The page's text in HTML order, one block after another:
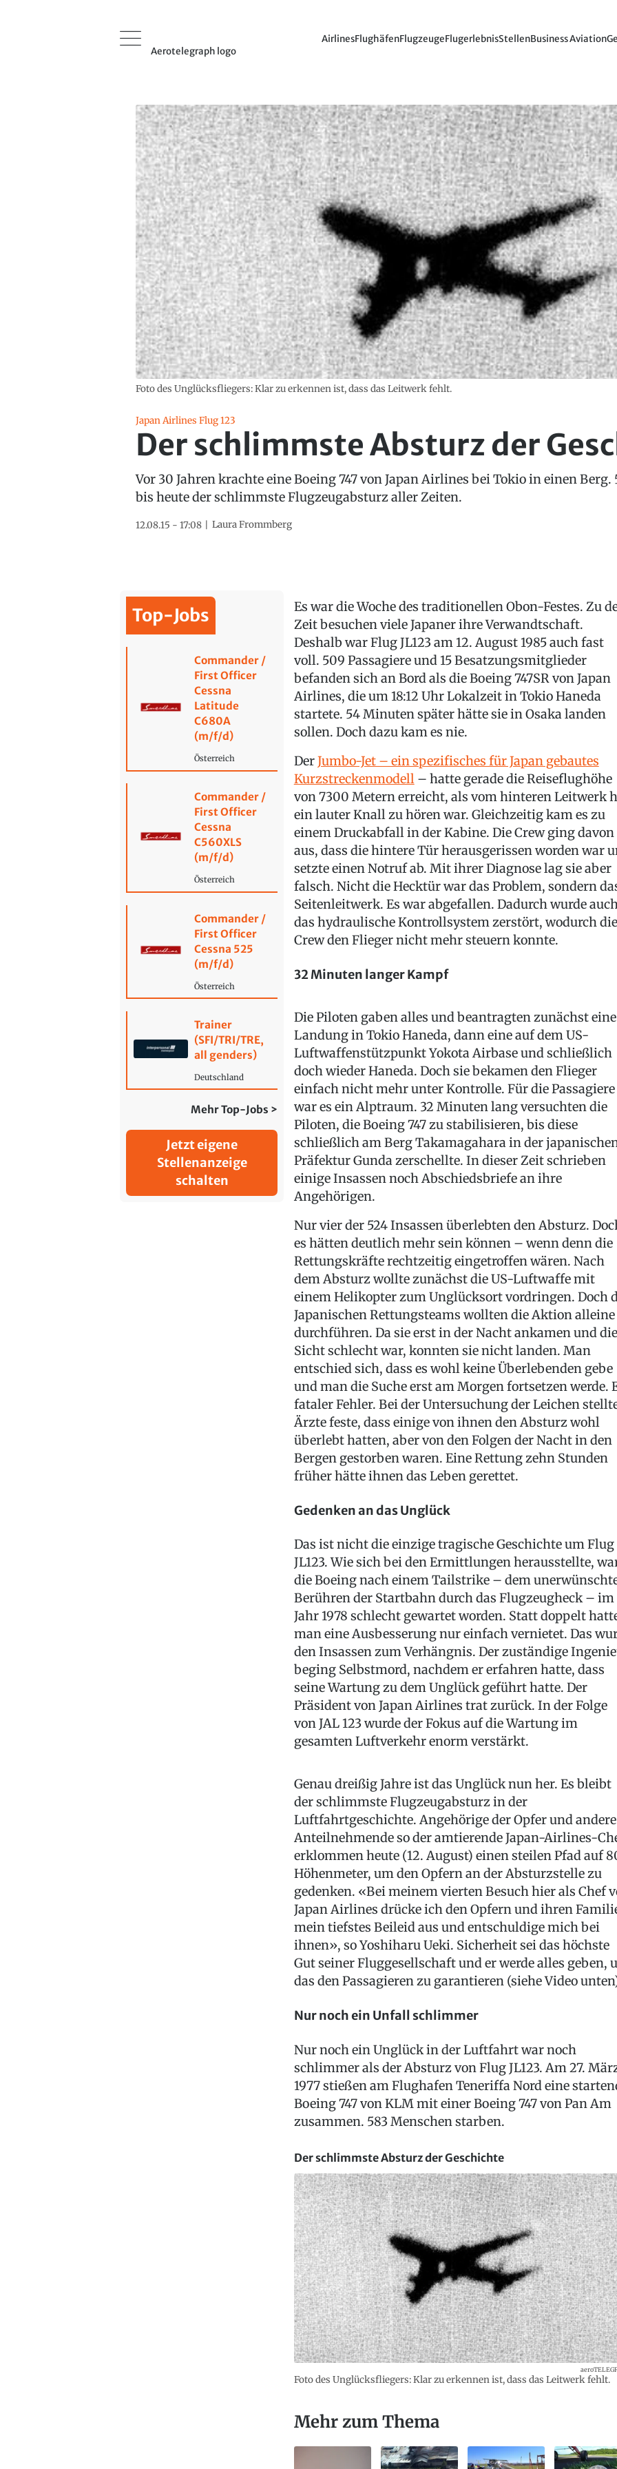
Aerotelegraph logo
AirlinesFlughäfenFlugzeugeFlugerlebnisStellenBusiness Aviation
Foto des Unglücksfliegers: Klar zu erkennen ist, dass das Leitwerk fehlt.
Japan Airlines Flug 123
Der schlimmste Absturz der
Vor 30 Jahren krachte eine Boeing 747 von Japan Airlines bei Tokio in einen
bis heute der schlimmste Flugzeugabsturz aller Zeiten.
12.08.15 - 17:08 Laura Frommberg
Top-Jobs
Commander /
First Officer
Cessna
Latitude
C680A
(m/f/d)
Österreich
Commander /
First Officer
Cessna
C560XLS
(m/f/d)
Österreich
Commander /
First Officer
Cessna 525
(m/f/d)
Österreich
Trainer
(SFI/TRI/TRE,
all genders)
Deutschland
Mehr Top-Jobs >
Jetzt eigene
Stellenanzeige
schalten
Es war die Woche des traditionellen Obon-Festes. Zu
Zeit besuchen viele Japaner ihre Verwandtschaft.
Deshalb war Flug JL123 am 12. August 1985 auch fast
voll. 509 Passagiere und 15 Besatzungsmitglieder
befanden sich an Bord als die Boeing 747SR von Japan
Airlines, die um 18:12 Uhr Lokalzeit in Tokio Haneda
startete. 54 Minuten später hätte sie in Osaka landen
sollen. Doch dazu kam es nie.
DerJumbo-Jet – ein spezifisches für Japan gebautes
Kurzstreckenmodell– hatte gerade die Reiseflughöhe
von 7300 Metern erreicht, als vom hinteren Leitwerk
ein lauter Knall zu hören war. Gleichzeitig kam es zu
einem Druckabfall in der Kabine. Die Crew ging davon
aus, dass die hintere Tür herausgerissen worden war
setzte einen Notruf ab. Mit ihrer Diagnose lag sie aber
falsch. Nicht die Hecktür war das Problem, sondern
Seitenleitwerk. Es war abgefallen. Dadurch wurde
das hydraulische Kontrollsystem zerstört, wodurch die
Crew den Flieger nicht mehr steuern konnte.
32 Minuten langer Kampf
Die Piloten gaben alles und beantragten zunächst eine
Landung in Tokio Haneda, dann eine auf dem US-
Luftwaffenstützpunkt Yokota Airbase und schließlich
doch wieder Haneda. Doch sie bekamen den Flieger
einfach nicht mehr unter Kontrolle. Für die Passagiere
war es ein Alptraum. 32 Minuten lang versuchten die
Piloten, die Boeing 747 zu stabilisieren, bis diese
schließlich am Berg Takamagahara in der
Präfektur Gunda zerschellte. In dieser Zeit schrieben
einige Insassen noch Abschiedsbriefe an ihre
Angehörigen.
Nur vier der 524 Insassen überlebten den Absturz.
es hätten deutlich mehr sein können – wenn denn die
Rettungskräfte rechtzeitig eingetroffen wären. Nach
dem Absturz wollte zunächst die US-Luftwaffe mit
einem Helikopter zum Unglücksort vordringen. Doch
Japanischen Rettungsteams wollten die Aktion alleine
durchführen. Da sie erst in der Nacht ankamen und die
Sicht schlecht war, konnten sie nicht landen. Man
entschied sich, dass es wohl keine Überlebenden gebe
und man die Suche erst am Morgen fortsetzen werde.
fataler Fehler. Bei der Untersuchung der Leichen
Ärzte feste, dass einige von ihnen den Absturz wohl
überlebt hatten, aber von den Folgen der Nacht in den
Bergen gestorben waren. Eine Rettung zehn Stunden
früher hätte ihnen das Leben gerettet.
Gedenken an das Unglück
Das ist nicht die einzige tragische Geschichte um Flug
JL123. Wie sich bei den Ermittlungen herausstellte,
die Boeing nach einem Tailstrike – dem
Berühren der Startbahn durch das Flugzeugheck – im
Jahr 1978 schlecht gewartet worden. Statt doppelt
man eine Ausbesserung nur einfach vernietet. Das
den Insassen zum Verhängnis. Der zuständige
beging Selbstmord, nachdem er erfahren hatte, dass
seine Wartung zu dem Unglück geführt hatte. Der
Präsident von Japan Airlines trat zurück. In der Folge
von JAL 123 wurde der Fokus auf die Wartung im
gesamten Luftverkehr enorm verstärkt.
Genau dreißig Jahre ist das Unglück nun her. Es bleibt
der schlimmste Flugzeugabsturz in der
Luftfahrtgeschichte. Angehörige der Opfer und andere
Anteilnehmende so der amtierende Japan-Airlines-
erklommen heute (12. August) einen steilen Pfad auf
Höhenmeter, um den Opfern an der Absturzstelle zu
gedenken. «Bei meinem vierten Besuch hier als Chef
Japan Airlines drücke ich den Opfern und ihren
mein tiefstes Beileid aus und entschuldige mich bei
ihnen», so Yoshiharu Ueki. Sicherheit sei das höchste
Gut seiner Fluggesellschaft und er werde alles geben,
das den Passagieren zu garantieren (siehe Video
Nur noch ein Unfall schlimmer
Nur noch ein Unglück in der Luftfahrt war noch
schlimmer als der Absturz von Flug JL123. Am 27.
1977 stießen am Flughafen Teneriffa Nord eine
Boeing 747 von KLM mit einer Boeing 747 von Pan Am
zusammen. 583 Menschen starben.
Der schlimmste Absturz der Geschichte
Foto des Unglücksfliegers: Klar zu erkennen ist, dass das Leitwerk fehlt.
Mehr zum Thema